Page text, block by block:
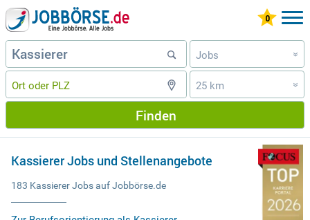
Jobs »
25 km »
Finden
Kassierer Jobs und Stellenangebote
183 Kassierer Jobs auf Jobbörse.de